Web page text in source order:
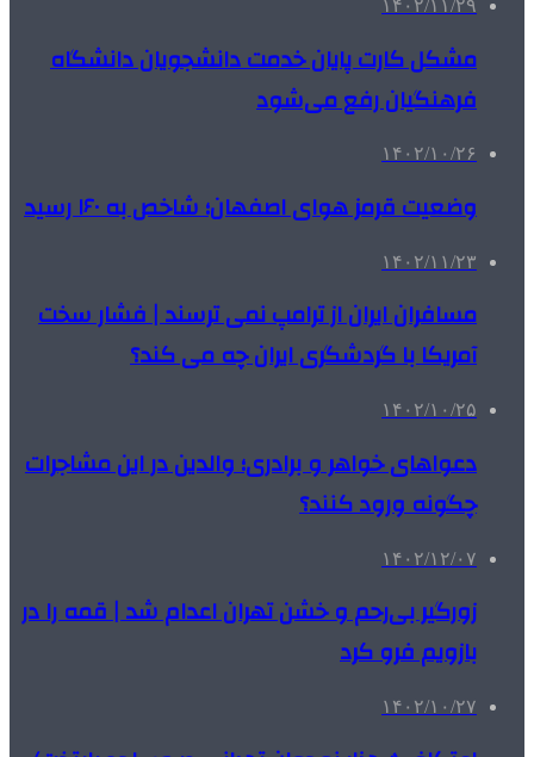
۱۴۰۲/۱۱/۲۹
مشکل کارت پایان خدمت دانشجویان دانشگاه
فرهنگیان رفع می‌شود
۱۴۰۲/۱۰/۲۶
وضعیت قرمز هوای اصفهان؛ شاخص به ۱۶۰ رسید
۱۴۰۲/۱۱/۲۳
مسافران ایران از ترامپ نمی ترسند | فشار سخت
آمریکا با گردشگری ایران چه می کند؟
۱۴۰۲/۱۰/۲۵
دعواهای خواهر و برادری؛ والدین در این مشاجرات
چگونه ورود کنند؟
۱۴۰۲/۱۲/۰۷
زورگیر بی‌رحم و خشن تهران اعدام شد | قمه را در
بازویم فرو کرد
۱۴۰۲/۱۰/۲۷